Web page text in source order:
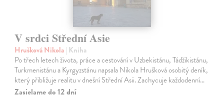
V srdci Střední Asie
Hrušková Nikola| Kniha
Po třech letech života, práce a cestování v Uzbekistánu, Tádžikistánu,
Turkmenistánu a Kyrgyzstánu napsala Nikola Hrušková osobitý deník,
který přibližuje realitu v dnešní Střední Asii. Zachycuje každodenní…
Zasielame do 12 dní